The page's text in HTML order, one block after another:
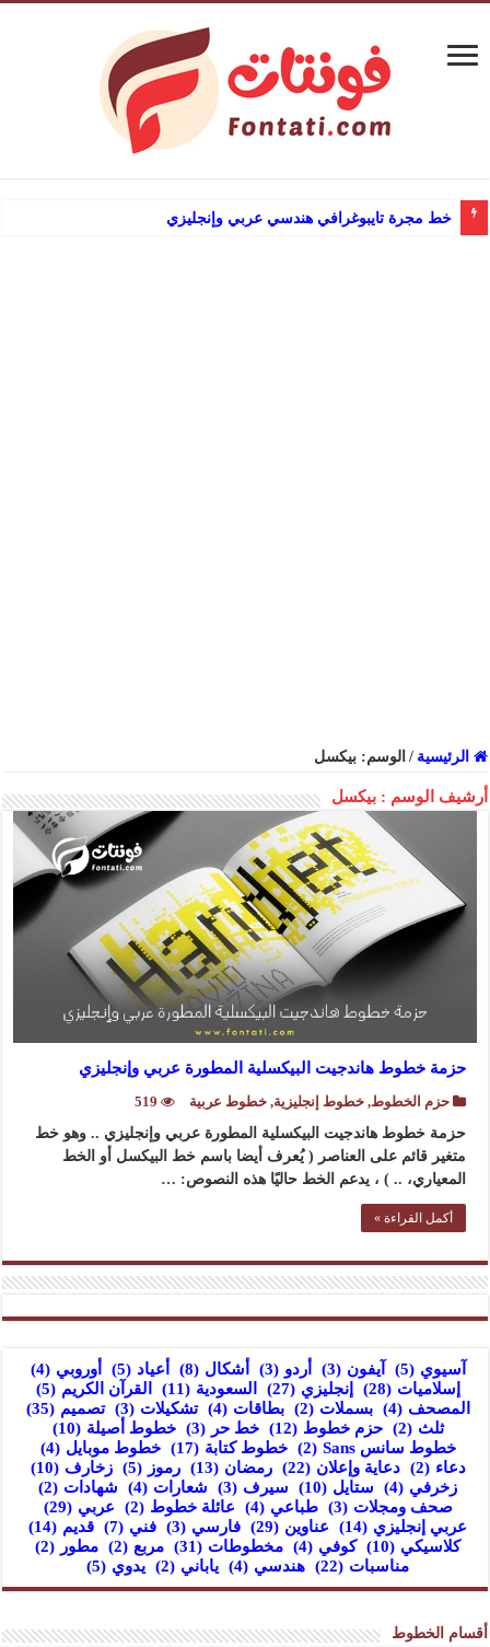
خط مجرة تايبوغرافي هندسي عربي وإنجليزي
الرئيسية / الوسم:بيكسل
أرشيف الوسم :بيكسل
حزمة خطوط هاندجيت البيكسلية المطورة عربي وإنجليزي
حزم الخطوط,خطوط إنجليزية,خطوط عربية
519
حزمة خطوط هاندجيت البيكسلية المطورة عربي وإنجليزي .. وهو خط
متغير قائم على العناصر ( يُعرف أيضا باسم خط البيكسل أو الخط
المعياري، .. ) ، يدعم الخط حاليًا هذه النصوص: …
أكمل القراءة »
آسيوي (5) آيفون (3) أردو (3) أشكال (8) أعياد (5) أوروبي (4)
إسلاميات (28) إنجليزي (27) السعودية (11) القرآن الكريم (5)
المصحف (4) بسملات (2) بطاقات (4) تشكيلات (3) تصميم (35)
ثلث (2) حزم خطوط (12) خط حر (3) خطوط أصيلة (10)
خطوط سانس Sans
(2) خطوط كتابة (17) خطوط موبايل (4)
دعاء (2) دعاية وإعلان (22) رمضان (13) رموز (5) زخارف (10)
زخرفي (4) ستايل (10) سيرف (3) شعارات (4) شهادات (2)
صحف ومجلات (3) طباعي (4) عائلة خطوط (2) عربي (29)
عربي إنجليزي (14) عناوين (29) فارسي (3) فني (7) قديم (14)
كلاسيكي (10) كوفي (4) مخطوطات (31) مربع (2) مطور (2)
مناسبات (22) هندسي (4) ياباني (2) يدوي (5)
أقسام الخطوط